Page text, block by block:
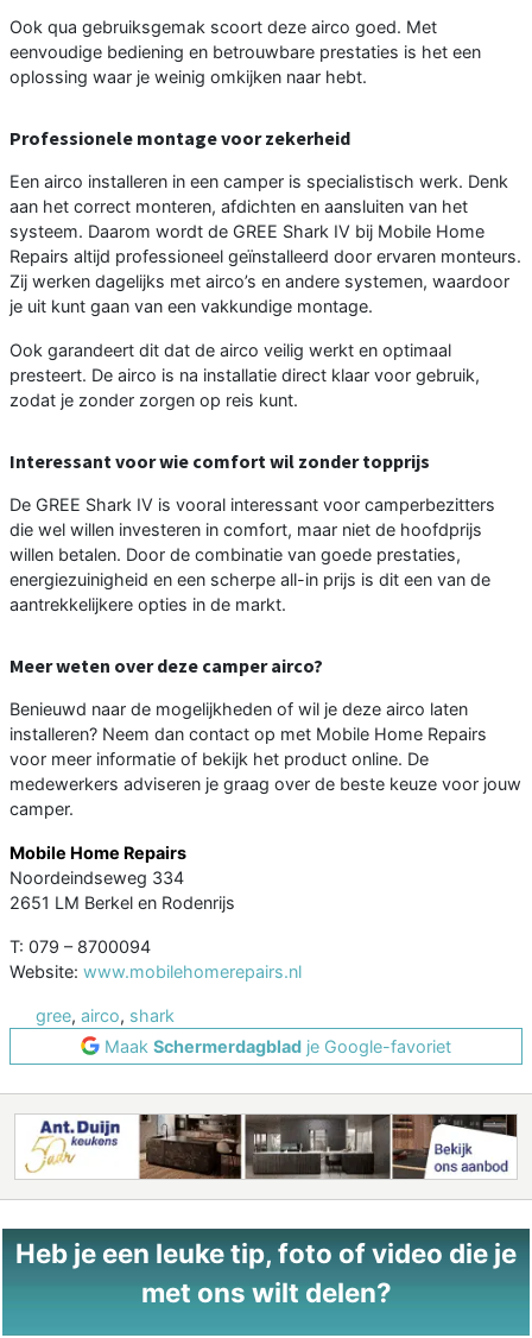
Ook qua gebruiksgemak scoort deze airco goed. Met
eenvoudige bediening en betrouwbare prestaties is het een
oplossing waar je weinig omkijken naar hebt.
Professionele montage voor zekerheid
Een airco installeren in een camper is specialistisch werk. Denk
aan het correct monteren, afdichten en aansluiten van het
systeem. Daarom wordt de GREE Shark IV bij Mobile Home
Repairs altijd professioneel geïnstalleerd door ervaren monteurs.
Zij werken dagelijks met airco’s en andere systemen, waardoor
je uit kunt gaan van een vakkundige montage.
Ook garandeert dit dat de airco veilig werkt en optimaal
presteert. De airco is na installatie direct klaar voor gebruik,
zodat je zonder zorgen op reis kunt.
Interessant voor wie comfort wil zonder topprijs
De GREE Shark IV is vooral interessant voor camperbezitters
die wel willen investeren in comfort, maar niet de hoofdprijs
willen betalen. Door de combinatie van goede prestaties,
energiezuinigheid en een scherpe all-in prijs is dit een van de
aantrekkelijkere opties in de markt.
Meer weten over deze camper airco?
Benieuwd naar de mogelijkheden of wil je deze airco laten
installeren? Neem dan contact op met Mobile Home Repairs
voor meer informatie of bekijk het product online. De
medewerkers adviseren je graag over de beste keuze voor jouw
camper.
Mobile Home Repairs
Noordeindseweg 334
2651 LM Berkel en Rodenrijs
T: 079 – 8700094
Website: www.mobilehomerepairs.nl
gree, airco, shark
Maak Schermerdagblad je Google-favoriet
Heb je een leuke tip, foto of video die je
met ons wilt delen?